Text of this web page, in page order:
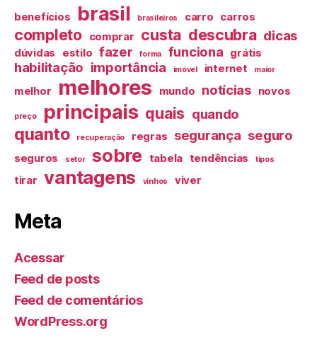
benefícios brasil brasileiros carro carros
completo comprar custa descubra dicas
dúvidas estilo fazer forma funciona grátis
habilitação importância imóvel internet maior
melhor melhores mundo notícias novos
preço principais quais quando
quanto recuperação regras segurança seguro
seguros setor sobre tabela tendências tipos
tirar vantagens vinhos viver
Meta
Acessar
Feed de posts
Feed de comentários
WordPress.org